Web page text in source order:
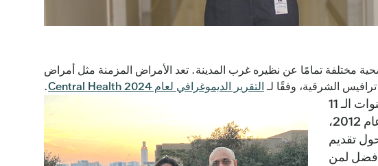
الطريق السريع 35، يمكن أن يكون للشخص نتائج صحية مختلفة تمامًا عن نظيره غرب المدينة. تعد الأمراض المزمنة مثل أمراض
الشرقية، وفقًا لـالتقرير الديموغرافي لعام 2024 Central Health .
هذا هو أحد الأسباب الرئيسية التي جعلت Dell Med في غاية الأهمية لوسط تكساس. على مدى السنوات الـ 11
الماضية، ومن خلال التعاون الفريد من نوعه مع Central Health - الذي دعمه الناخبون لأول مرة في عام 2012،
كلية الطب - تحول تقديم
أفضل لمن